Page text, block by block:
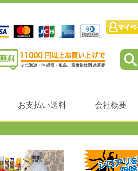
お支払い送料 会社概要